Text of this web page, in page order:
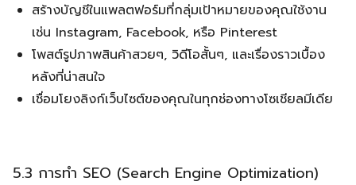
สร้างบัญชีในแพลตฟอร์มที่กลุ่มเป้าหมายของคุณใช้งาน
เช่น Instagram, Facebook, หรือ Pinterest
โพสต์รูปภาพสินค้าสวยๆ, วิดีโอสั้นๆ, และเรื่องราวเบื้อง
หลังที่น่าสนใจ
เชื่อมโยงลิงก์เว็บไซต์ของคุณในทุกช่องทางโซเชียลมีเดีย
5.3 การทำ SEO (Search Engine Optimization)